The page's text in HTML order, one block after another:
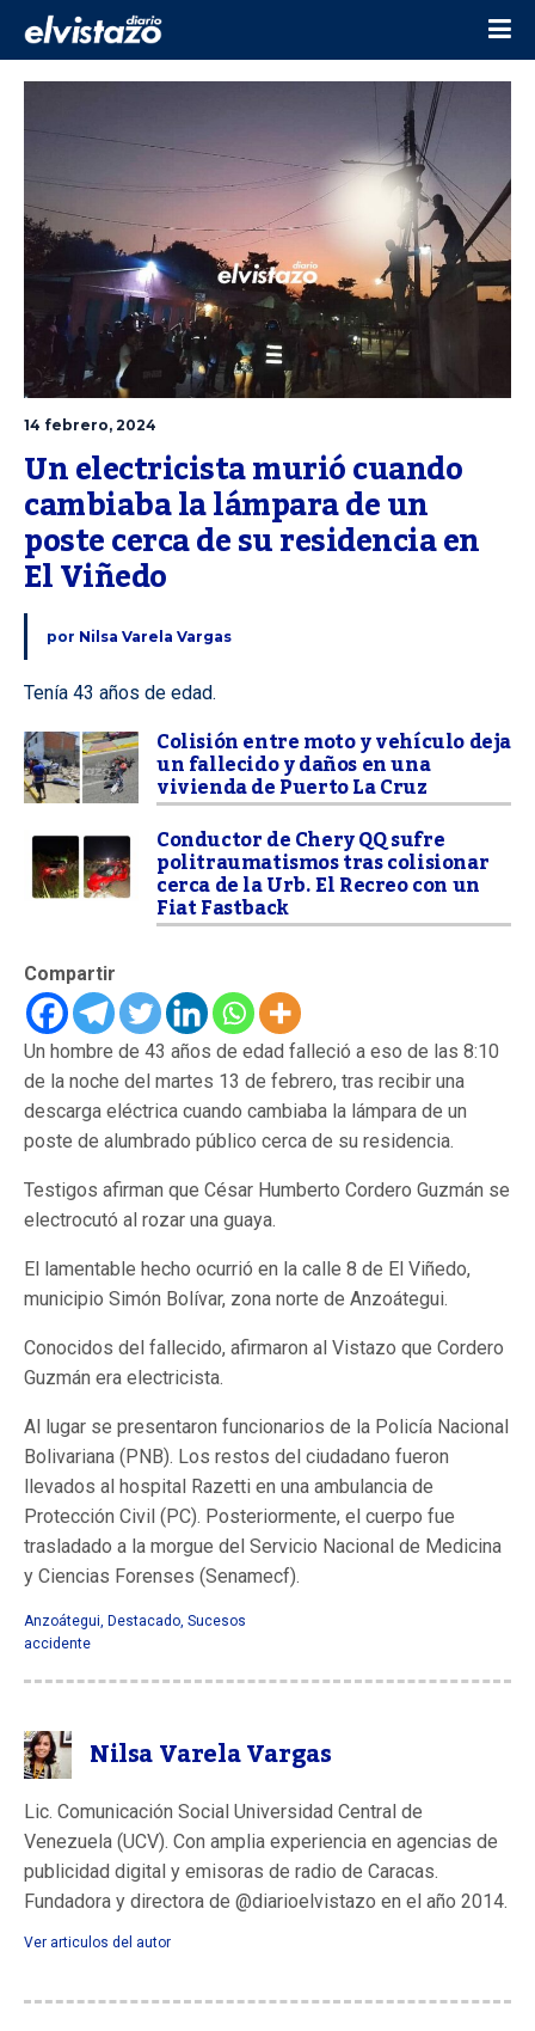
14 febrero, 2024
Un electricista murió cuando
cambiaba la lámpara de un
poste cerca de su residencia en
El Viñedo
por Nilsa Varela Vargas
Tenía 43 años de edad.
Colisión entre moto y vehículo deja
un fallecido y daños en una
vivienda de Puerto La Cruz
Conductor de Chery QQ sufre
politraumatismos tras colisionar
cerca de la Urb. El Recreo con un
Fiat Fastback
Compartir
Un hombre de 43 años de edad falleció a eso de las 8:10
de la noche del martes 13 de febrero, tras recibir una
descarga eléctrica cuando cambiaba la lámpara de un
poste de alumbrado público cerca de su residencia.
Testigos afirman que César Humberto Cordero Guzmán se
electrocutó al rozar una guaya.
El lamentable hecho ocurrió en la calle 8 de El Viñedo,
municipio Simón Bolívar, zona norte de Anzoátegui.
Conocidos del fallecido, afirmaron al Vistazo que Cordero
Guzmán era electricista.
Al lugar se presentaron funcionarios de la Policía Nacional
Bolivariana (PNB). Los restos del ciudadano fueron
llevados al hospital Razetti en una ambulancia de
Protección Civil (PC). Posteriormente, el cuerpo fue
trasladado a la morgue del Servicio Nacional de Medicina
y Ciencias Forenses (Senamecf).
Anzoátegui, Destacado, Sucesos
accidente
Nilsa Varela Vargas
Lic. Comunicación Social Universidad Central de
Venezuela (UCV). Con amplia experiencia en agencias de
publicidad digital y emisoras de radio de Caracas.
Fundadora y directora de @diarioelvistazo en el año 2014.
Ver articulos del autor